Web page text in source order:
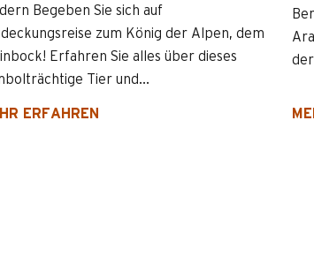
Begeben Sie sich auf
zum König der Alpen, dem
Erfahren Sie alles über dieses
Tier und...
ERFAHREN